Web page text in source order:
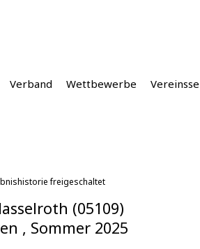
Verband Wettbewerbe
freigeschaltet
(05109)
, Sommer 2025